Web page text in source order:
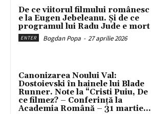
De ce viitorul filmului românesc
e la Eugen Jebeleanu. Și de ce
programul lui Radu Jude e mort
ENTER Bogdan Popa - 27 aprilie 2026
Canonizarea Noului Val:
Dostoievski în hainele lui Blade
Runner. Note la “Cristi Puiu, De
ce filmez? – Conferință la
Academia Română – 31 martie...